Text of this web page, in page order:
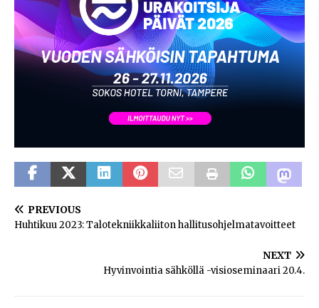
PREVIOUS
Huhtikuu 2023: Talotekniikkaliiton hallitusohjelmatavoitteet
NEXT
Hyvinvointia sähköllä -visioseminaari 20.4.